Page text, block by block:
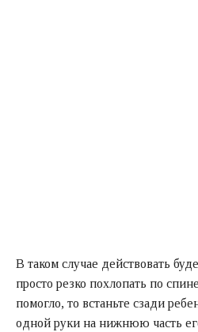
В таком случае действовать
просто резко похлопать по
помогло, то встаньте сзади
одной руки на нижнюю часть